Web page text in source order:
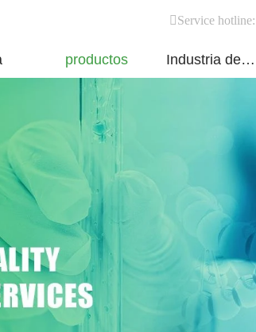
Service hotline:
productos Industria del grupo